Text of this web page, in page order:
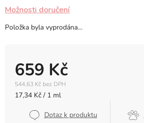
659 Kč
544,63 Kč bez DPH
Měrná
17,34 Kč / 1 ml
Dotaz k produktu
Možnosti doručení
Položka byla vyprodána…